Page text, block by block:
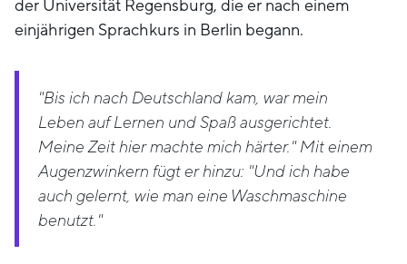
der Universität Regensburg, die er nach einem
einjährigen Sprachkurs in Berlin begann.
"Bis ich nach Deutschland kam, war mein
Leben auf Lernen und Spaß ausgerichtet.
Meine Zeit hier machte mich härter." Mit einem
Augenzwinkern fügt er hinzu: "Und ich habe
auch gelernt, wie man eine Waschmaschine
benutzt."